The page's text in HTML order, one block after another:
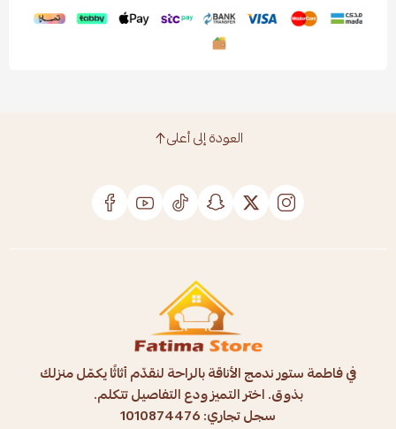
العودة إلى أعلى
في فاطمة ستور ندمج الأناقة بالراحة لنقدّم أثاثًا يكمّل منزلك
بذوق. اختر التميز ودع التفاصيل تتكلم.
سجل تجاري: 1010874476